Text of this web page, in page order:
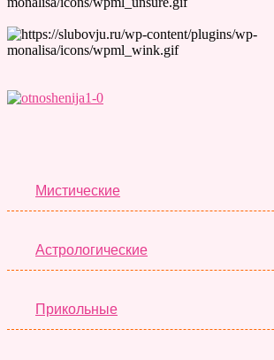
Мистические
Астрологические
Прикольные